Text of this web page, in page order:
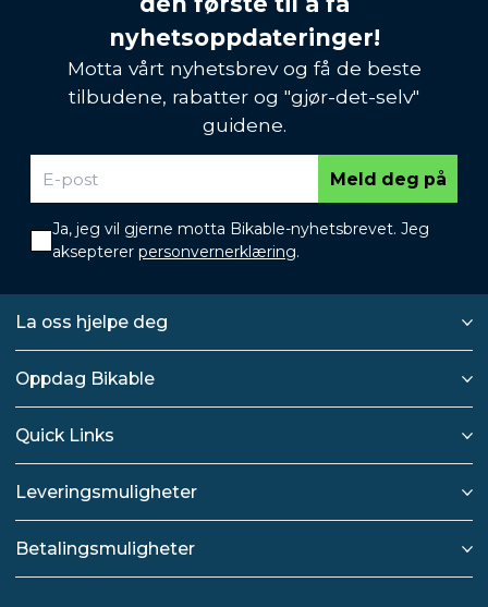
nyhetsoppdateringer!
Motta vårt nyhetsbrev og få de beste
tilbudene, rabatter og "gjør-det-selv"
guidene.
Meld deg på
Ja, jeg vil gjerne motta Bikable-nyhetsbrevet. Jeg
aksepterer personvernerklæring.
La oss hjelpe deg
Oppdag Bikable
Quick Links
Leveringsmuligheter
Betalingsmuligheter